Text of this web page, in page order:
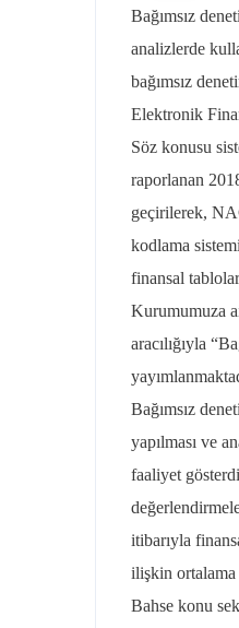
Bağımsız
analizlerde
bağımsız
Elektronik
Söz konusu
raporlanan
geçirilerek,
kodlama
finansal
Kurumumuza
aracılığıyla
Bağımsız
yapılması ve
faaliyet
itibarıyla
ilişkin ortalama
Bahse konu